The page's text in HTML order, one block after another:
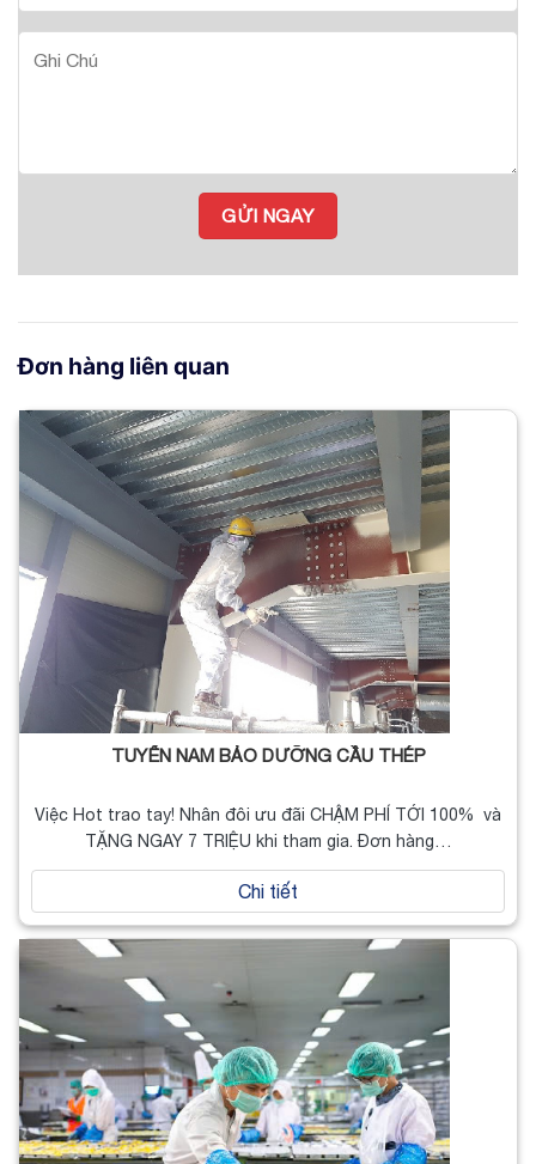
Đơn hàng liên quan
TUYỂN NAM BẢO DƯỠNG CẦU THÉP
Việc Hot trao tay! Nhân đôi ưu đãi CHẬM PHÍ TỚI 100% và
TẶNG NGAY 7 TRIỆU khi tham gia. Đơn hàng…
Chi tiết